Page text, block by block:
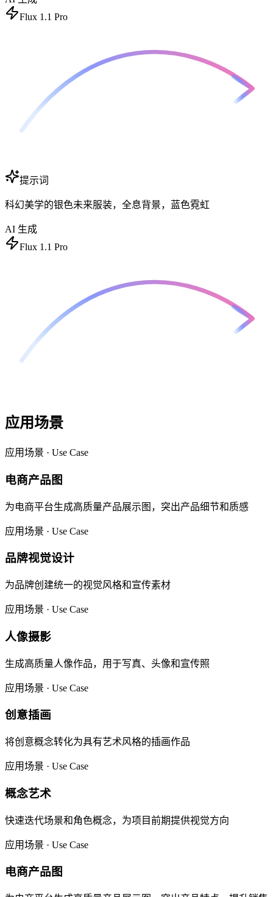
Flux 1.1 Pro
提示词
科幻美学的银色未来服装，全息背景，蓝色霓虹
AI 生成
Flux 1.1 Pro
应用场景
应用场景 · Use Case
电商产品图
为电商平台生成高质量产品展示图，突出产品细节和质感
应用场景 · Use Case
品牌视觉设计
为品牌创建统一的视觉风格和宣传素材
应用场景 · Use Case
人像摄影
生成高质量人像作品，用于写真、头像和宣传照
应用场景 · Use Case
创意插画
将创意概念转化为具有艺术风格的插画作品
应用场景 · Use Case
概念艺术
快速迭代场景和角色概念，为项目前期提供视觉方向
应用场景 · Use Case
电商产品图